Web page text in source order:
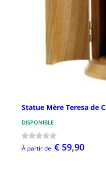
Statue Mère Teresa de
DISPONIBLE
À partir de € 59,90